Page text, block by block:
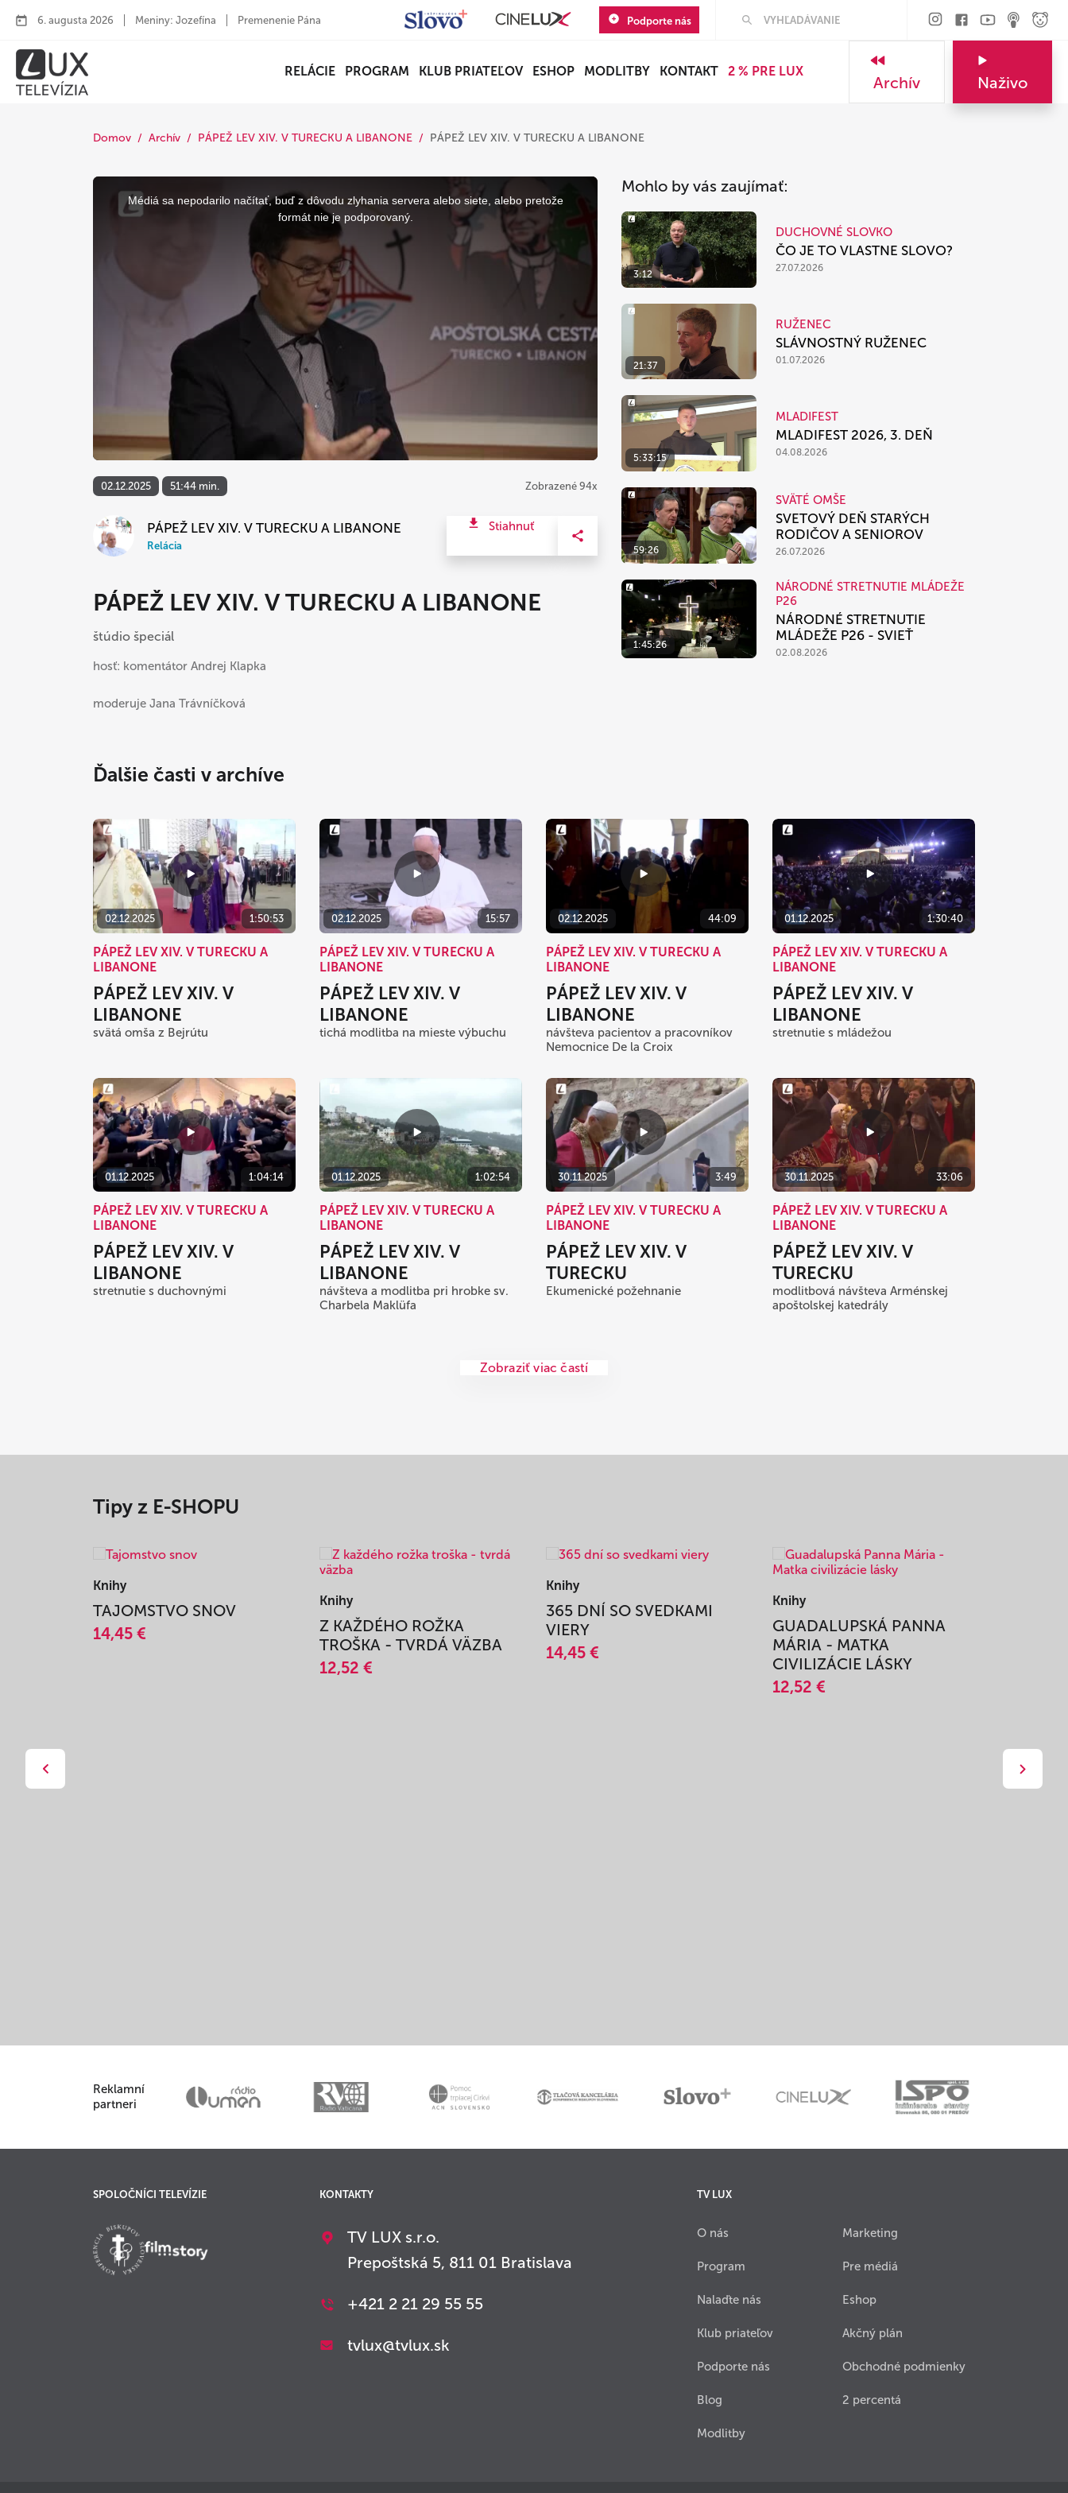
6. augusta 2026 Meniny: Jozefína Premenenie Pána Podporte nás
RELÁCIE PROGRAM KLUB PRIATEĽOV ESHOP MODLITBY KONTAKT 2 % PRE LUX
Archív Naživo
Domov Archív PÁPEŽ LEV XIV. V TURECKU A LIBANONE PÁPEŽ LEV XIV. V TURECKU A LIBANONE
This
Médiá sa nepodarilo načítať, buď z dôvodu zlyhania servera alebo siete, alebo pretože
formát nie je podporovaný.
02.12.2025 51:44 min. Zobrazené 94x
PÁPEŽ LEV XIV. V TURECKU A LIBANONE
Relácia
Stiahnuť
PÁPEŽ LEV XIV. V TURECKU A LIBANONE
štúdio špeciál
hosť: komentátor Andrej Klapka
moderuje Jana Trávníčková
Mohlo by vás zaujímať:
3:12
DUCHOVNÉ SLOVKO
ČO JE TO VLASTNE SLOVO?
27.07.2026
21:37
RUŽENEC
SLÁVNOSTNÝ RUŽENEC
01.07.2026
5:33:15
MLADIFEST
MLADIFEST 2026, 3. DEŇ
04.08.2026
59:26
SVÄTÉ OMŠE
SVETOVÝ DEŇ STARÝCH
RODIČOV A SENIOROV
26.07.2026
1:45:26
NÁRODNÉ STRETNUTIE MLÁDEŽE
P26
NÁRODNÉ STRETNUTIE
MLÁDEŽE P26 - SVIEŤ
02.08.2026
Ďalšie časti v archíve
02.12.2025 1:50:53
PÁPEŽ LEV XIV. V TURECKU A
LIBANONE
PÁPEŽ LEV XIV. V
LIBANONE
svätá omša z Bejrútu
02.12.2025 15:57
PÁPEŽ LEV XIV. V TURECKU A
LIBANONE
PÁPEŽ LEV XIV. V
LIBANONE
tichá modlitba na mieste výbuchu
02.12.2025 44:09
PÁPEŽ LEV XIV. V TURECKU A
LIBANONE
PÁPEŽ LEV XIV. V
LIBANONE
návšteva pacientov a pracovníkov
Nemocnice De la Croix
01.12.2025 1:30:40
PÁPEŽ LEV XIV. V TURECKU A
LIBANONE
PÁPEŽ LEV XIV. V
LIBANONE
stretnutie s mládežou
01.12.2025 1:04:14
PÁPEŽ LEV XIV. V TURECKU A
LIBANONE
PÁPEŽ LEV XIV. V
LIBANONE
stretnutie s duchovnými
01.12.2025 1:02:54
PÁPEŽ LEV XIV. V TURECKU A
LIBANONE
PÁPEŽ LEV XIV. V
LIBANONE
návšteva a modlitba pri hrobke sv.
Charbela Maklüfa
30.11.2025 3:49
PÁPEŽ LEV XIV. V TURECKU A
LIBANONE
PÁPEŽ LEV XIV. V
TURECKU
Ekumenické požehnanie
30.11.2025 33:06
PÁPEŽ LEV XIV. V TURECKU A
LIBANONE
PÁPEŽ LEV XIV. V
TURECKU
modlitbová návšteva Arménskej
apoštolskej katedrály
Zobraziť viac častí
Tipy z E-SHOPU
Knihy
TAJOMSTVO SNOV
14,45 €
Knihy
Z KAŽDÉHO ROŽKA
TROŠKA - TVRDÁ VÄZBA
12,52 €
Knihy
365 DNÍ SO SVEDKAMI
VIERY
14,45 €
Knihy
GUADALUPSKÁ PANNA
MÁRIA - MATKA
CIVILIZÁCIE LÁSKY
12,52 €
Reklamní
partneri
SPOLOČNÍCI TELEVÍZIE KONTAKTY
TV LUX s.r.o.
Prepoštská 5, 811 01 Bratislava
+421 2 21 29 55 55
tvlux@tvlux.sk
TV LUX
O nás
Program
Nalaďte nás
Klub priateľov
Podporte nás
Blog
Modlitby
Marketing
Pre médiá
Eshop
Akčný plán
Obchodné podmienky
2 percentá